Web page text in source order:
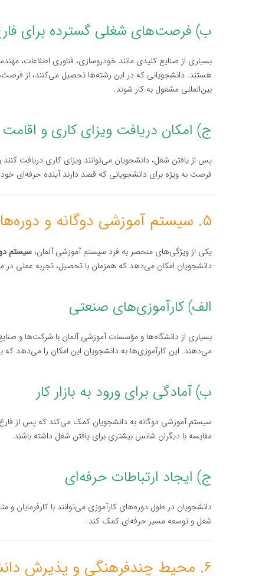
ب) فرصت‌های شغلی گسترده برای
بسیاری از صنایع کلیدی مانند خودروسازی، فناوری اطلاعات،
هستند. دانشجویانی که در این رشته‌ها تحصیل می‌کنند، از
بین‌المللی مشغول به کار شوند.
ج) امکان دریافت ویزای کاری و اقامت
پس از یافتن شغل، دانشجویان می‌توانند ویزای کاری دریافت
فرصت به ویژه برای دانشجویانی که قصد دارند آینده حرفه‌ای خود
۵. سیستم آموزشی دوگانه و دوره‌های کارآموزی
یکی از ویژگی‌های منحصر به فرد سیستم آموزشی آلمان، سیستم
دانشجویان امکان می‌دهد که همزمان با تحصیل، تجربه عملی در
الف) کارآموزی‌های صنعتی
بسیاری از دانشگاه‌ها و مؤسسات آموزشی آلمان با شرکت‌ها و
می‌دهند. این کارآموزی‌ها به دانشجویان این امکان را می‌دهد
ب) آمادگی برای ورود به بازار کار
سیستم آموزشی دوگانه به دانشجویان کمک می‌کند که پس از
مقایسه با دیگران شانس بیشتری برای یافتن شغل داشته باشند.
ج) ایجاد ارتباطات حرفه‌ای
دانشجویان در طول دوره‌های کارآموزی می‌توانند با کارفرمایان و
شغل و توسعه مسیر حرفه‌ای کمک کند.
۶. محیط چندفرهنگی و پذیرش دانشجویان بین‌المللی